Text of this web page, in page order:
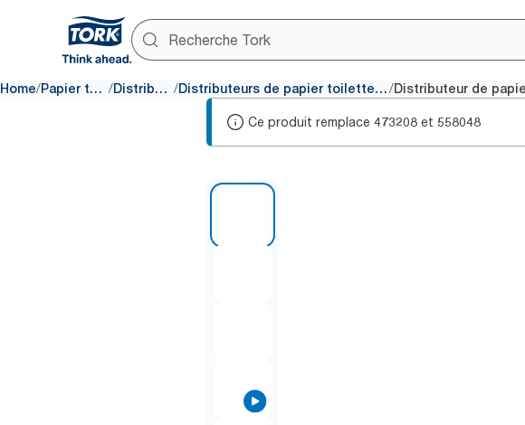
Home/ Papier toilette / Distributeurs / Distributeurs de papier toilette sans mandrin/
Ce produit remplace 473208 et 558048